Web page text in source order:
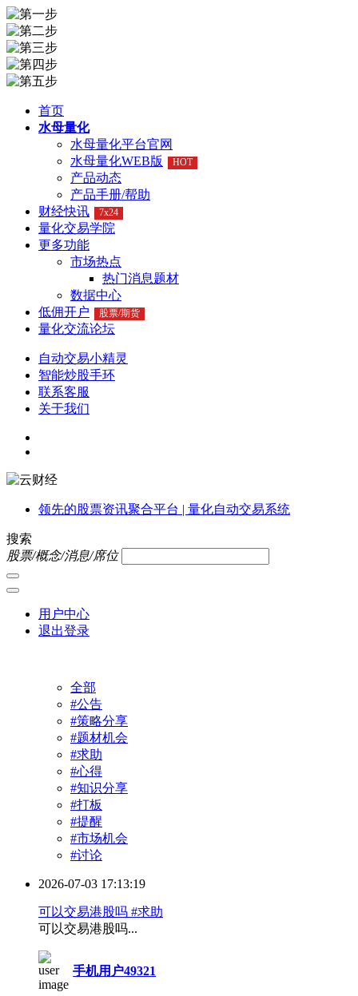
首页
水母量化
水母量化平台官网
水母量化WEB版
HOT
产品动态
产品手册/帮助
财经快讯
7x24
量化交易学院
更多功能
市场热点
热门消息题材
数据中心
低佣开户
股票/期货
量化交流论坛
自动交易小精灵
智能炒股手环
联系客服
关于我们
领先的股票资讯聚合平台 | 量化自动交易系统
搜索
股票/概念/消息/席位
用户中心
退出登录
全部
#公告
#策略分享
#题材机会
#求助
#心得
#知识分享
#打板
#提醒
#市场机会
#讨论
2026-07-03 17:13:19
可以交易港股吗 #求助
可以交易港股吗...
手机用户49321